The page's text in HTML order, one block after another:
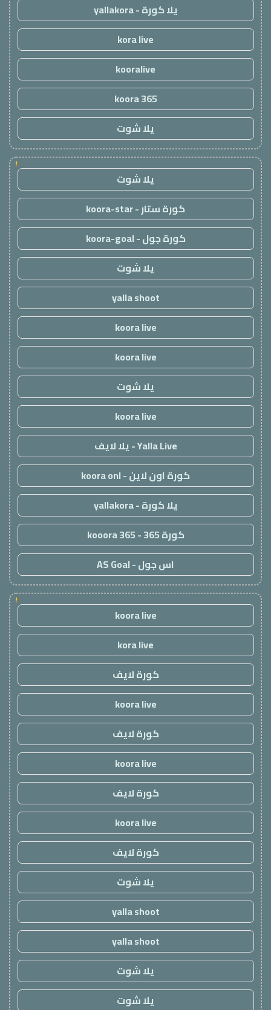
يلا كورة - yallakora
kora live
kooralive
koora 365
يلا شوت
!
يلا شوت
كورة ستار - koora-star
كورة جول - koora-goal
يلا شوت
yalla shoot
koora live
koora live
يلا شوت
koora live
Yalla Live - يلا لايف
كورة اون لاين - koora onl
يلا كورة - yallakora
كورة 365 - kooora 365
اس جول - AS Goal
!
koora live
kora live
كورة لايف
koora live
كورة لايف
koora live
كورة لايف
koora live
كورة لايف
يلا شوت
yalla shoot
yalla shoot
يلا شوت
يلا شوت